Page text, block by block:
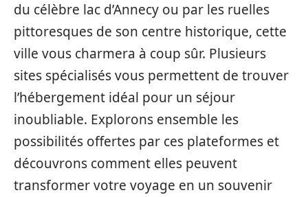
du célèbre lac d’Annecy ou par les ruelles
pittoresques de son centre historique, cette
ville vous charmera à coup sûr. Plusieurs
sites spécialisés vous permettent de trouver
l’hébergement idéal pour un séjour
inoubliable. Explorons ensemble les
possibilités offertes par ces plateformes et
découvrons comment elles peuvent
transformer votre voyage en un souvenir